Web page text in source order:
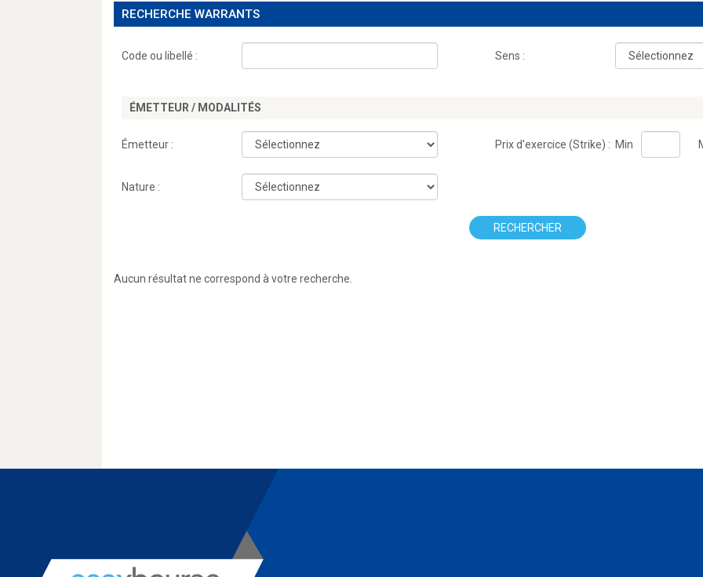
RECHERCHE WARRANTS
Code ou libellé : Sens :
ÉMETTEUR / MODALITÉS
Émetteur : Prix d'exercice (Strike) : Min
Nature :
RECHERCHER
Aucun résultat ne correspond à votre recherche.